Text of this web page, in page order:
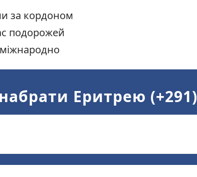
за кордоном
подорожей
міжнародно
Еритрею (+291)